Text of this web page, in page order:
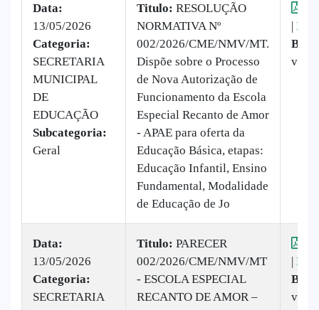
Data:
13/05/2026
Categoria:
SECRETARIA
MUNICIPAL
DE
EDUCAÇÃO
Subcategoria:
Geral
Titulo: RESOLUÇÃO
NORMATIVA Nº
002/2026/CME/NMV/MT.
Dispõe sobre o Processo
de Nova Autorização de
Funcionamento da Escola
Especial Recanto de Amor
- APAE para oferta da
Educação Básica, etapas:
Educação Infantil, Ensino
Fundamental, Modalidade
de Educação de Jo
|
vezes
Data:
13/05/2026
Categoria:
SECRETARIA
Titulo: PARECER
002/2026/CME/NMV/MT
- ESCOLA ESPECIAL
RECANTO DE AMOR –
|
vezes